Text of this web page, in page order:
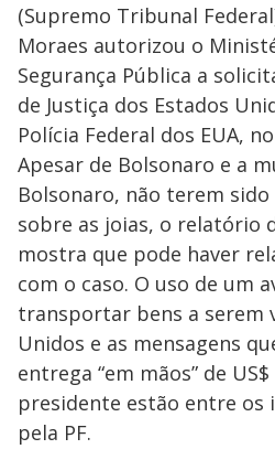
(Supremo Tribunal
Moraes autorizou o
Segurança Pública a
de Justiça dos Estados
Polícia Federal dos EUA,
Apesar de Bolsonaro e a
Bolsonaro, não terem
sobre as joias, o relatório
mostra que pode haver
com o caso. O uso de um
transportar bens a serem
Unidos e as mensagens
entrega “em mãos” de
presidente estão entre os
pela PF.